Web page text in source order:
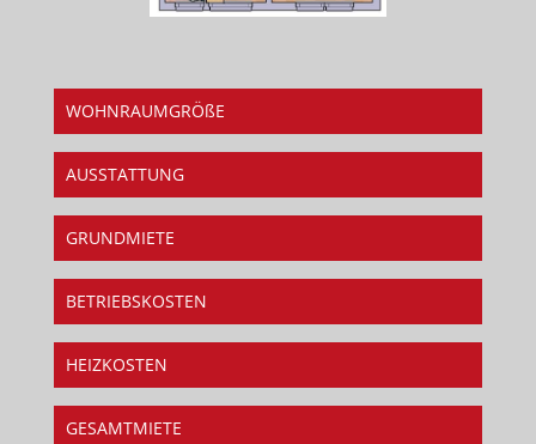
WOHNRAUMGRÖßE
AUSSTATTUNG
GRUNDMIETE
BETRIEBSKOSTEN
HEIZKOSTEN
GESAMTMIETE